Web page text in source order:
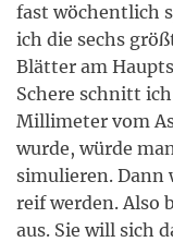
fast wöchentlich
ich die sechs
Blätter am
Schere schnitt
Millimeter vom
wurde, würde
simulieren. Dann
reif werden. Also
aus. Sie will sich